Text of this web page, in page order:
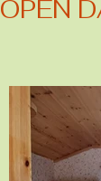
OPEN